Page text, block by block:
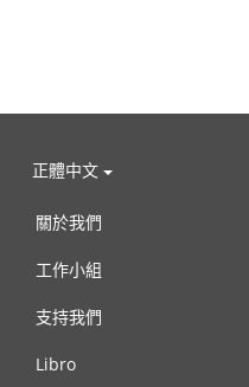
正體中文
關於我們
工作小組
支持我們
Libro